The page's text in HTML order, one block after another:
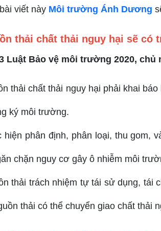
viết này Môi trường Ánh Dương
thải chất thải nguy hại sẽ có
Luật Bảo vệ môi trường 2020,
thải chất thải nguy hại phải khai
ký môi trường.
hiện phân định, phân loại, thu gom,
chặn nguy cơ gây ô nhiễm môi
thải trách nhiệm tự tái sử dụng, tái
thải có thể chuyển giao chất